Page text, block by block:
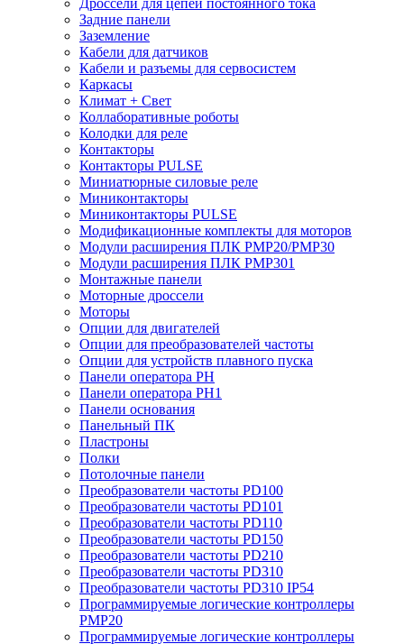
Дроссели для цепей постоянного тока
Задние панели
Заземление
Кабели для датчиков
Кабели и разъемы для сервосистем
Каркасы
Климат + Свет
Коллаборативные роботы
Колодки для реле
Контакторы
Контакторы PULSE
Миниатюрные силовые реле
Миниконтакторы
Миниконтакторы PULSE
Модификационные комплекты для моторов
Модули расширения ПЛК PMP20/PMP30
Модули расширения ПЛК PMP301
Монтажные панели
Моторные дроссели
Моторы
Опции для двигателей
Опции для преобразователей частоты
Опции для устройств плавного пуска
Панели оператора PH
Панели оператора PH1
Панели основания
Панельный ПК
Пластроны
Полки
Потолочные панели
Преобразователи частоты PD100
Преобразователи частоты PD101
Преобразователи частоты PD110
Преобразователи частоты PD150
Преобразователи частоты PD210
Преобразователи частоты PD310
Преобразователи частоты PD310 IP54
Программируемые логические контроллеры
PMP20
Программируемые логические контроллеры